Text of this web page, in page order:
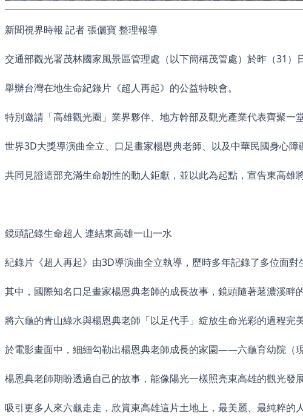
新聞視界時報 記者 張儷寶 整理報導
交通部觀光署茂林國家風景區管理處（以下簡稱茂管處）於昨（31）
舉辦台灣在地生命紀錄片《超人再起》的公益特映會。
特別邀請「高雄觀光圈」業界夥伴、地方幹部及觀光產業代表齊聚一堂
世界3D大獎導演曲全立、口足畫家楊恩典老師、以及中華民國身心障
共同見證這部充滿生命韌性的動人鉅獻，並以此為起點，宣告東高雄
鏡頭記錄生命超人 連結東高雄一山一水
紀錄片《超人再起》由3D導演曲全立執導，歷時多年記錄了多位面對
其中，國際知名口足畫家楊恩典老師的成長故事，鏡頭隨著荖濃溪畔的
將六龜的青山綠水與楊恩典老師「以足代手」綻放生命光彩的過程完美
於電影畫面中，細細勾勒出楊恩典老師成長的家園——六龜育幼院（現
楊恩典老師期盼透過自己的故事，能像陽光一樣照亮東高雄的觀光發展
吸引更多人來六龜走走，欣賞東高雄這片土地上，最美麗、最純粹的人